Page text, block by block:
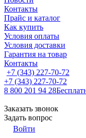
Контакты
Прайс и каталог
Как купить
Условия оплаты
Условия доставки
Гарантия на товар
Контакты
+7 (343) 227-70-72
+7 (343) 227-70-72
8 800 201 94 28
Заказать звонок
Задать вопрос
Войти